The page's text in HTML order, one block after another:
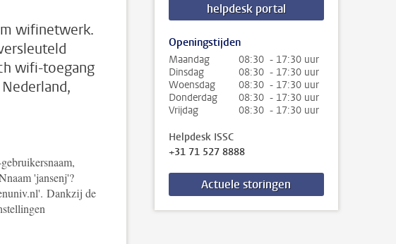
wifinetwerk.
wifi-toegang
'jansenj'?
Dankzij de
helpdesk portal
Openingstijden
Maandag
08:30 - 17:30 uur
Dinsdag
08:30 - 17:30 uur
Woensdag
08:30 - 17:30 uur
Donderdag
08:30 - 17:30 uur
Vrijdag
08:30 - 17:30 uur
Helpdesk ISSC
+31 71 527 8888
Actuele storingen